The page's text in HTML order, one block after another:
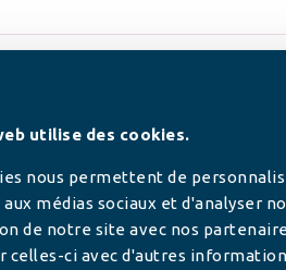
utilise des cookies.
nous permettent de
médias sociaux et d'analyser
de notre site avec nos
celles-ci avec d'autres